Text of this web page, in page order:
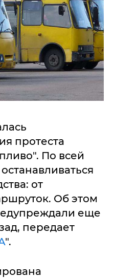
протеста
По всей
от
Об этом
еще
передает
".